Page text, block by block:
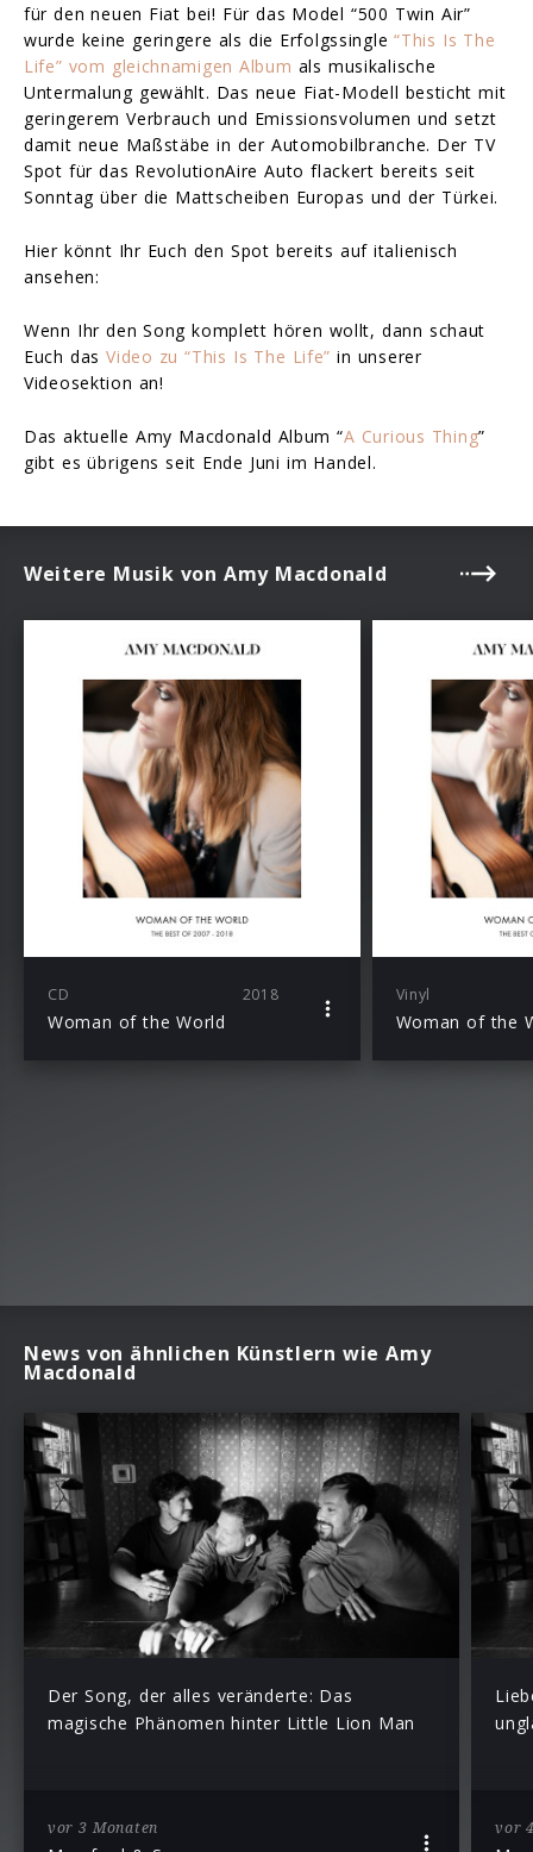
für den neuen Fiat bei! Für das Model “500 Twin Air”
wurde keine geringere als die Erfolgssingle“This Is The
Life” vom gleichnamigen Album als musikalische
Untermalung gewählt. Das neue Fiat-Modell besticht mit
geringerem Verbrauch und Emissionsvolumen und setzt
damit neue Maßstäbe in der Automobilbranche. Der TV
Spot für das RevolutionAire Auto flackert bereits seit
Sonntag über die Mattscheiben Europas und der Türkei.
Hier könnt Ihr Euch den Spot bereits auf italienisch
ansehen:
Wenn Ihr den Song komplett hören wollt, dann schaut
Euch dasVideo zu “This Is The Life” in unserer
Videosektion an!
Das aktuelle Amy Macdonald Album “A Curious Thing”
gibt es übrigens seit Ende Juni im Handel.
Weitere Musik von Amy Macdonald
CD 2018
Woman of the World
Vinyl
Woman of the
News von ähnlichen Künstlern wie Amy
Macdonald
Der Song, der alles veränderte: Das
magische Phänomen hinter Little Lion Man
vor 3 Monaten vor